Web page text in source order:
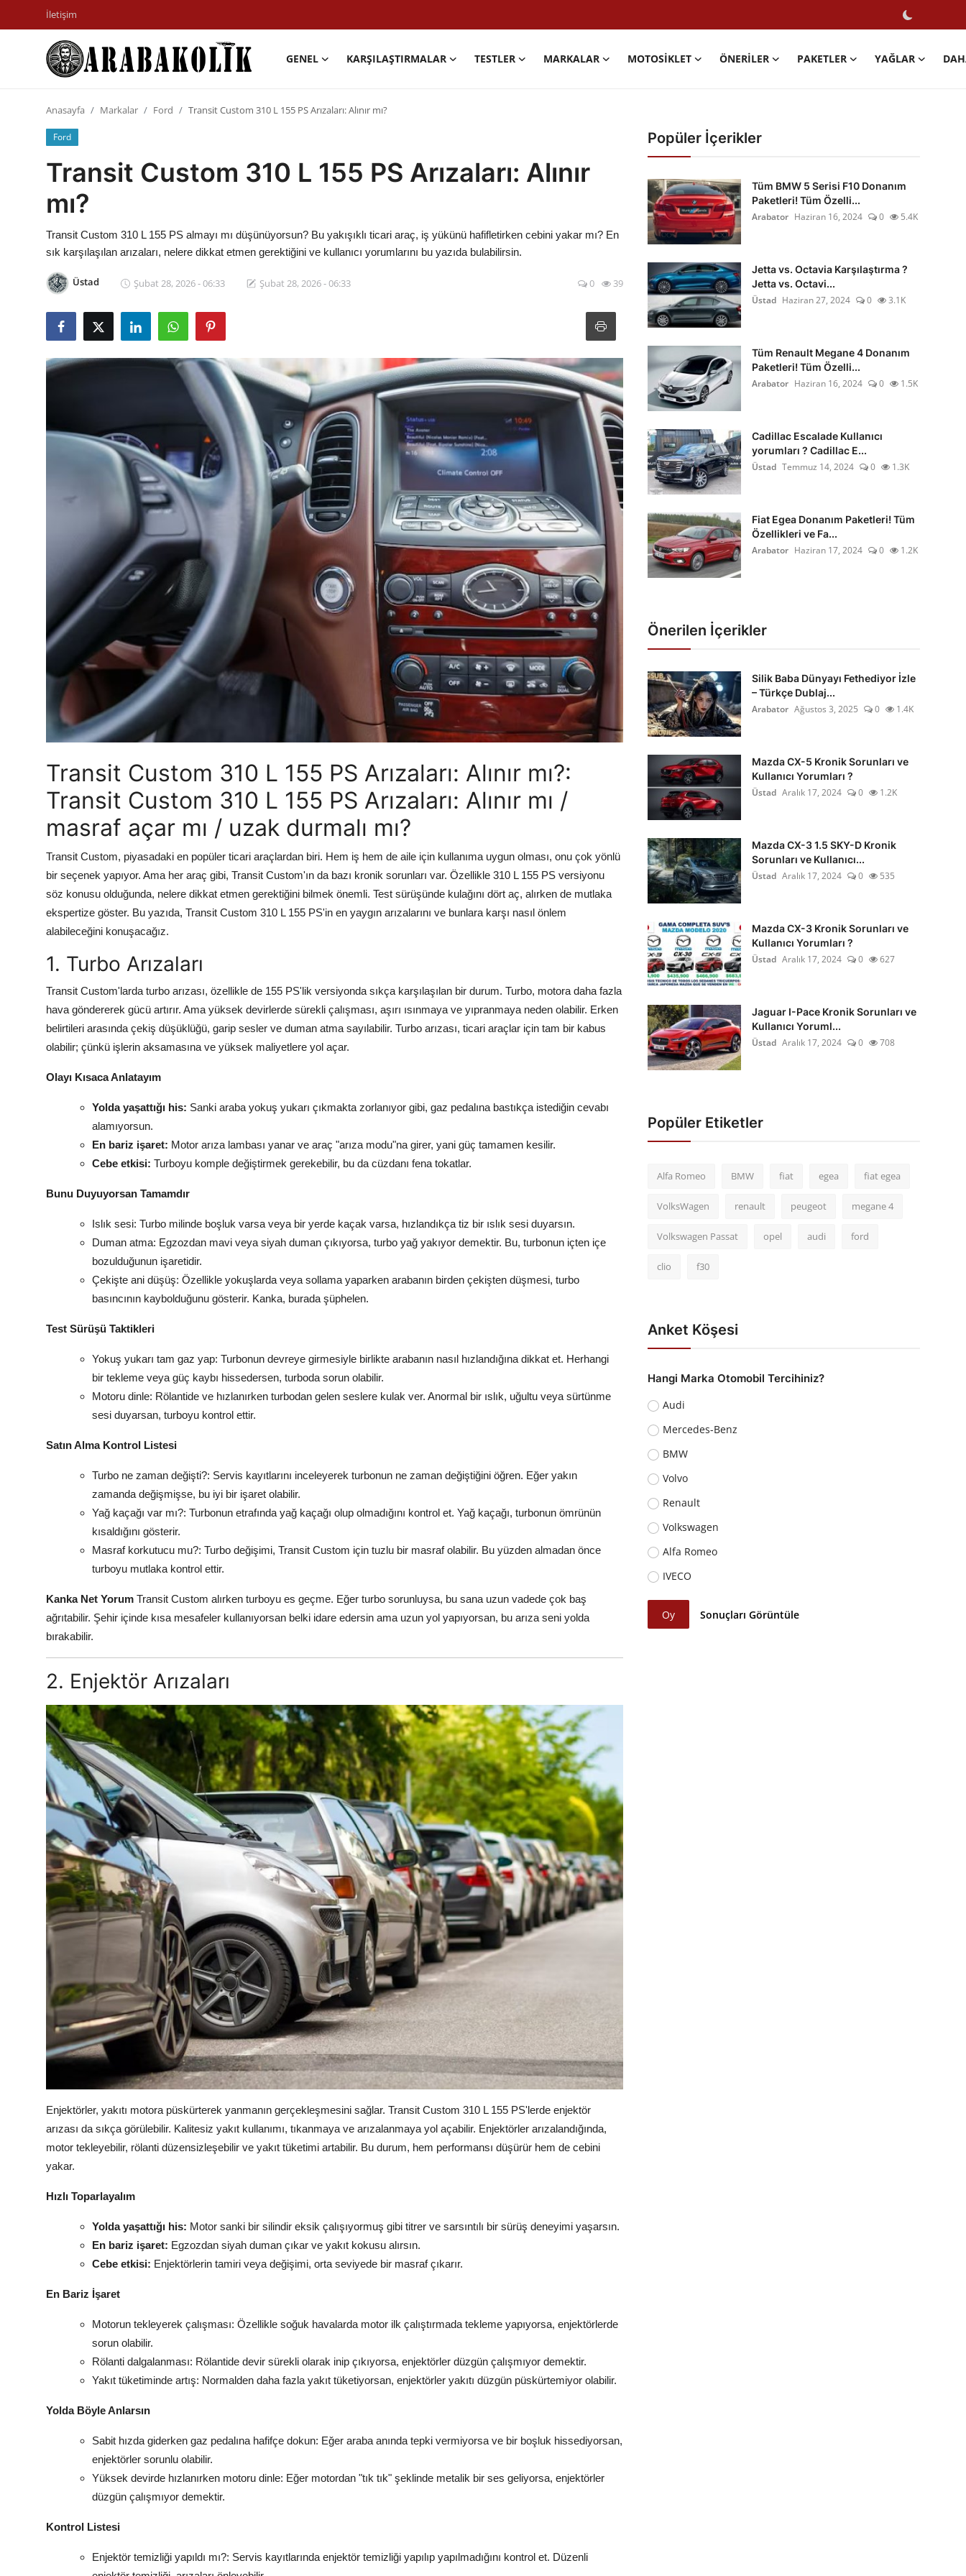
İletişim
GENEL KARŞILAŞTIRMALAR TESTLER MARKALAR MOTOSIKLET ÖNERILER PAKETLER YAĞLAR
Motosiklet
Öneriler
Paketler
Oto Bilgi
Anasayfa Markalar Ford Transit Custom 310 L 155 PS Arızaları: Alınır mı?
Ford
Transit Custom 310 L 155 PS Arızaları: Alınır
mı?
Transit Custom 310 L 155 PS almayı mı düşünüyorsun? Bu yakışıklı ticari araç, iş yükünü hafifletirken cebini yakar mı? En
sık karşılaşılan arızaları, nelere dikkat etmen gerektiğini ve kullanıcı yorumlarını bu yazıda bulabilirsin.
Üstad Şubat 28, 2026 - 06:33 Şubat 28, 2026 - 06:33 0 39
Transit Custom 310 L 155 PS Arızaları: Alınır mı?:
Transit Custom 310 L 155 PS Arızaları: Alınır mı /
masraf açar mı / uzak durmalı mı?
Transit Custom, piyasadaki en popüler ticari araçlardan biri. Hem iş hem de aile için kullanıma uygun olması, onu çok yönlü
bir seçenek yapıyor. Ama her araç gibi, Transit Custom'ın da bazı kronik sorunları var. Özellikle 310 L 155 PS versiyonu
söz konusu olduğunda, nelere dikkat etmen gerektiğini bilmek önemli. Test sürüşünde kulağını dört aç, alırken de mutlaka
ekspertize göster. Bu yazıda, Transit Custom 310 L 155 PS'in en yaygın arızalarını ve bunlara karşı nasıl önlem
alabileceğini konuşacağız.
1. Turbo Arızaları
Transit Custom'larda turbo arızası, özellikle de 155 PS'lik versiyonda sıkça karşılaşılan bir durum. Turbo, motora daha fazla
hava göndererek gücü artırır. Ama yüksek devirlerde sürekli çalışması, aşırı ısınmaya ve yıpranmaya neden olabilir. Erken
belirtileri arasında çekiş düşüklüğü, garip sesler ve duman atma sayılabilir. Turbo arızası, ticari araçlar için tam bir kabus
olabilir; çünkü işlerin aksamasına ve yüksek maliyetlere yol açar.
Olayı Kısaca Anlatayım
Yolda yaşattığı his: Sanki araba yokuş yukarı çıkmakta zorlanıyor gibi, gaz pedalına bastıkça istediğin cevabı
alamıyorsun.
En bariz işaret: Motor arıza lambası yanar ve araç "arıza modu"na girer, yani güç tamamen kesilir.
Cebe etkisi: Turboyu komple değiştirmek gerekebilir, bu da cüzdanı fena tokatlar.
Bunu Duyuyorsan Tamamdır
Islık sesi: Turbo milinde boşluk varsa veya bir yerde kaçak varsa, hızlandıkça tiz bir ıslık sesi duyarsın.
Duman atma: Egzozdan mavi veya siyah duman çıkıyorsa, turbo yağ yakıyor demektir. Bu, turbonun içten içe
bozulduğunun işaretidir.
Çekişte ani düşüş: Özellikle yokuşlarda veya sollama yaparken arabanın birden çekişten düşmesi, turbo
basıncının kaybolduğunu gösterir. Kanka, burada şüphelen.
Test Sürüşü Taktikleri
Yokuş yukarı tam gaz yap: Turbonun devreye girmesiyle birlikte arabanın nasıl hızlandığına dikkat et. Herhangi
bir tekleme veya güç kaybı hissedersen, turboda sorun olabilir.
Motoru dinle: Rölantide ve hızlanırken turbodan gelen seslere kulak ver. Anormal bir ıslık, uğultu veya sürtünme
sesi duyarsan, turboyu kontrol ettir.
Satın Alma Kontrol Listesi
Turbo ne zaman değişti?: Servis kayıtlarını inceleyerek turbonun ne zaman değiştiğini öğren. Eğer yakın
zamanda değişmişse, bu iyi bir işaret olabilir.
Yağ kaçağı var mı?: Turbonun etrafında yağ kaçağı olup olmadığını kontrol et. Yağ kaçağı, turbonun ömrünün
kısaldığını gösterir.
Masraf korkutucu mu?: Turbo değişimi, Transit Custom için tuzlu bir masraf olabilir. Bu yüzden almadan önce
turboyu mutlaka kontrol ettir.
Kanka Net Yorum Transit Custom alırken turboyu es geçme. Eğer turbo sorunluysa, bu sana uzun vadede çok baş
ağrıtabilir. Şehir içinde kısa mesafeler kullanıyorsan belki idare edersin ama uzun yol yapıyorsan, bu arıza seni yolda
bırakabilir.
2. Enjektör Arızaları
Enjektörler, yakıtı motora püskürterek yanmanın gerçekleşmesini sağlar. Transit Custom 310 L 155 PS'lerde enjektör
arızası da sıkça görülebilir. Kalitesiz yakıt kullanımı, tıkanmaya ve arızalanmaya yol açabilir. Enjektörler arızalandığında,
motor tekleyebilir, rölanti düzensizleşebilir ve yakıt tüketimi artabilir. Bu durum, hem performansı düşürür hem de cebini
yakar.
Hızlı Toparlayalım
Yolda yaşattığı his: Motor sanki bir silindir eksik çalışıyormuş gibi titrer ve sarsıntılı bir sürüş deneyimi yaşarsın.
En bariz işaret: Egzozdan siyah duman çıkar ve yakıt kokusu alırsın.
Cebe etkisi: Enjektörlerin tamiri veya değişimi, orta seviyede bir masraf çıkarır.
En Bariz İşaret
Motorun tekleyerek çalışması: Özellikle soğuk havalarda motor ilk çalıştırmada tekleme yapıyorsa, enjektörlerde
sorun olabilir.
Rölanti dalgalanması: Rölantide devir sürekli olarak inip çıkıyorsa, enjektörler düzgün çalışmıyor demektir.
Yakıt tüketiminde artış: Normalden daha fazla yakıt tüketiyorsan, enjektörler yakıtı düzgün püskürtemiyor olabilir.
Yolda Böyle Anlarsın
Sabit hızda giderken gaz pedalına hafifçe dokun: Eğer araba anında tepki vermiyorsa ve bir boşluk hissediyorsan,
enjektörler sorunlu olabilir.
Yüksek devirde hızlanırken motoru dinle: Eğer motordan "tık tık" şeklinde metalik bir ses geliyorsa, enjektörler
düzgün çalışmıyor demektir.
Kontrol Listesi
Enjektör temizliği yapıldı mı?: Servis kayıtlarında enjektör temizliği yapılıp yapılmadığını kontrol et. Düzenli
Popüler İçerikler
Tüm BMW 5 Serisi F10 Donanım
Paketleri! Tüm Özelli...
Arabator Haziran 16, 2024 0 5.4K
Jetta vs. Octavia Karşılaştırma ?
Jetta vs. Octavi...
Üstad Haziran 27, 2024 0 3.1K
Tüm Renault Megane 4 Donanım
Paketleri! Tüm Özelli...
Arabator Haziran 16, 2024 0 1.5K
Cadillac Escalade Kullanıcı
yorumları ? Cadillac E...
Üstad Temmuz 14, 2024 0 1.3K
Fiat Egea Donanım Paketleri! Tüm
Özellikleri ve Fa...
Arabator Haziran 17, 2024 0 1.2K
Önerilen İçerikler
Silik Baba Dünyayı Fethediyor İzle
– Türkçe Dublaj...
Arabator Ağustos 3, 2025 0 1.4K
Mazda CX-5 Kronik Sorunları ve
Kullanıcı Yorumları ?
Üstad Aralık 17, 2024 0 1.2K
Mazda CX-3 1.5 SKY-D Kronik
Sorunları ve Kullanıcı...
Üstad Aralık 17, 2024 0 535
Mazda CX-3 Kronik Sorunları ve
Kullanıcı Yorumları ?
Üstad Aralık 17, 2024 0 627
Jaguar I-Pace Kronik Sorunları ve
Kullanıcı Yoruml...
Üstad Aralık 17, 2024 0 708
Popüler Etiketler
Alfa Romeo BMW fiat egea fiat egea
VolksWagen renault peugeot megane 4
Volkswagen Passat opel audi ford
clio f30
Anket Köşesi
Hangi Marka Otomobil Tercihiniz?
Audi
Mercedes-Benz
BMW
Volvo
Renault
Volkswagen
Alfa Romeo
IVECO
Oy Sonuçları Görüntüle